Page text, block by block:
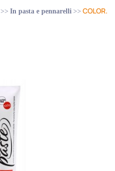
In pasta e pennarelli
COLOR.